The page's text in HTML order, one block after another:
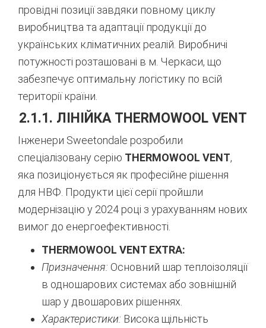
провідні позиції завдяки повному циклу
виробництва та адаптації продукції до
українських кліматичних реалій. Виробничі
потужності розташовані в м. Черкаси, що
забезпечує оптимальну логістику по всій
території країни.
2.1.1. ЛІНІЙКА THERMOWOOL VENT
Інженери Sweetondale розробили
спеціалізовану серію THERMOWOOL VENT,
яка позиціонується як професійне рішення
для НВФ. Продукти цієї серії пройшли
модернізацію у 2024 році з урахуванням нових
вимог до енергоефективності.
THERMOWOOL VENT EXTRA:
Призначення: Основний шар теплоізоляції
в одношарових системах або зовнішній
шар у двошарових рішеннях.
Характеристики: Висока щільність